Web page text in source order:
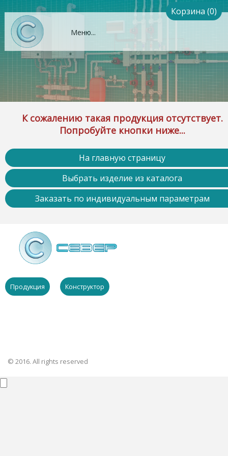
Меню...
Корзина (0)
К сожалению такая продукция отсутствует.
Попробуйте кнопки ниже...
На главную страницу
Выбрать изделие из каталога
Заказать по индивидуальным параметрам
Продукция Конструктор
© 2016. All rights reserved